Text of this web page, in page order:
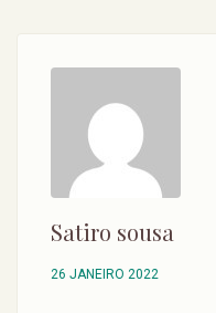
Satiro sousa
26 JANEIRO 2022